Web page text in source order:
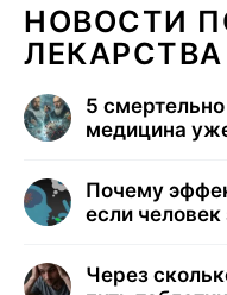
НОВОСТИ
5
медицина
Почему
если человек
Через